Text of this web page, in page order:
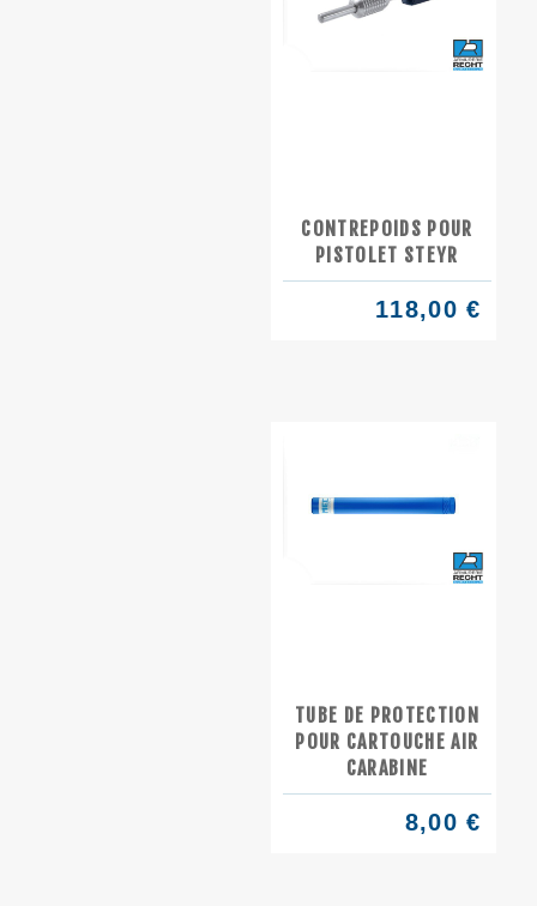
CONTREPOIDS POUR
PISTOLET STEYR
118,00 €
TUBE DE PROTECTION
POUR CARTOUCHE AIR
CARABINE
8,00 €